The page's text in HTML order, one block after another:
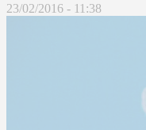
23/02/2016 - 11:38